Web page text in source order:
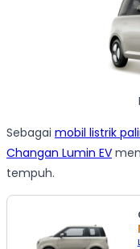
Sebagai mobil listrik
Changan Lumin EV
tempuh.